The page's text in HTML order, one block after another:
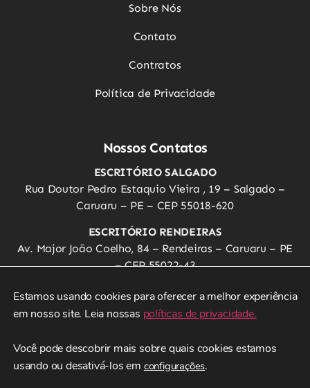
Sobre Nós
Contato
Contratos
Política de Privacidade
Nossos Contatos
ESCRITÓRIO SALGADO
Rua Doutor Pedro Estaquio Vieira , 19 – Salgado –
Caruaru – PE – CEP 55018-620
ESCRITÓRIO RENDEIRAS
Av. Major João Coelho, 84 – Rendeiras – Caruaru – PE
– CEP 55022-43
0800 081 2664 - Central
atendimento@caruaruonline.net.br
Todos os direitos reservados © 2025
Estamos usando cookies para oferecer a melhor experiência
em nosso site. Leia nossas políticas de privacidade.
Você pode descobrir mais sobre quais cookies estamos
usando ou desativá-los em configurações.